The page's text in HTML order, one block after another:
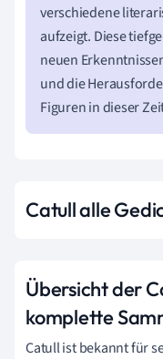
verschiedene
aufzeigt. Diese
neuen
und die
Figuren in dieser
Catull alle
Übersicht der
komplette
Catull ist bekannt für